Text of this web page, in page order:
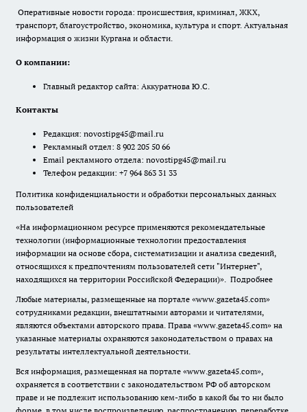
Оперативные новости города: происшествия, криминал, ЖКХ,
транспорт, благоустройство, экономика, культура и спорт. Актуальная
информация о жизни Кургана и области.
О компании:
Главный редактор сайта: Аккуратнова Ю.С.
Контакты
Редакция: novostipg45@mail.ru
Рекламный отдел: 8 902 205 50 66
Email рекламного отдела: novostipg45@mail.ru
Телефон редакции: +7 964 863 31 33
Политика конфиденциальности и обработки персональных данных
пользователей
«На информационном ресурсе применяются рекомендательные
технологии (информационные технологии предоставления
информации на основе сбора, систематизации и анализа сведений,
относящихся к предпочтениям пользователей сети "Интернет",
находящихся на территории Российской Федерации)». Подробнее
Любые материалы, размещенные на портале «www.gazeta45.com»
сотрудниками редакции, внештатными авторами и читателями,
являются объектами авторского права. Права «www.gazeta45.com» на
указанные материалы охраняются законодательством о правах на
результаты интеллектуальной деятельности.
Вся информация, размещенная на портале «www.gazeta45.com»,
охраняется в соответствии с законодательством РФ об авторском
праве и не подлежит использованию кем-либо в какой бы то ни было